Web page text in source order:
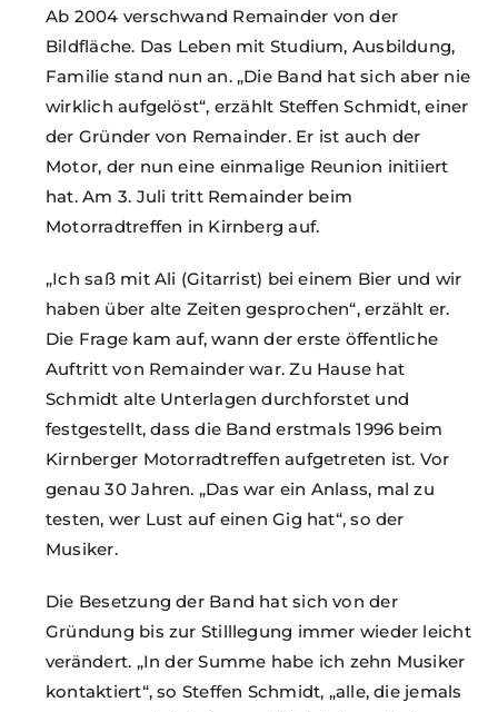
Ab 2004 verschwand Remainder von der
Bildfläche. Das Leben mit Studium, Ausbildung,
Familie stand nun an. „Die Band hat sich aber nie
wirklich aufgelöst“, erzählt Steffen Schmidt, einer
der Gründer von Remainder. Er ist auch der
Motor, der nun eine einmalige Reunion initiiert
hat. Am 3. Juli tritt Remainder beim
Motorradtreffen in Kirnberg auf.
„Ich saß mit Ali (Gitarrist) bei einem Bier und wir
haben über alte Zeiten gesprochen“, erzählt er.
Die Frage kam auf, wann der erste öffentliche
Auftritt von Remainder war. Zu Hause hat
Schmidt alte Unterlagen durchforstet und
festgestellt, dass die Band erstmals 1996 beim
Kirnberger Motorradtreffen aufgetreten ist. Vor
genau 30 Jahren. „Das war ein Anlass, mal zu
testen, wer Lust auf einen Gig hat“, so der
Musiker.
Die Besetzung der Band hat sich von der
Gründung bis zur Stilllegung immer wieder leicht
verändert. „In der Summe habe ich zehn Musiker
kontaktiert“, so Steffen Schmidt, „alle, die jemals